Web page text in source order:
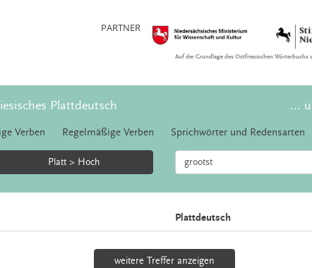
PARTNER
Auf der Grundlage des Ostfriesischen
Plattdeutsch ...
Verben Regelmäßige Verben Sprichwörter und Redensarten
Platt > Hoch
Plattdeutsch
weitere Treffer anzeigen